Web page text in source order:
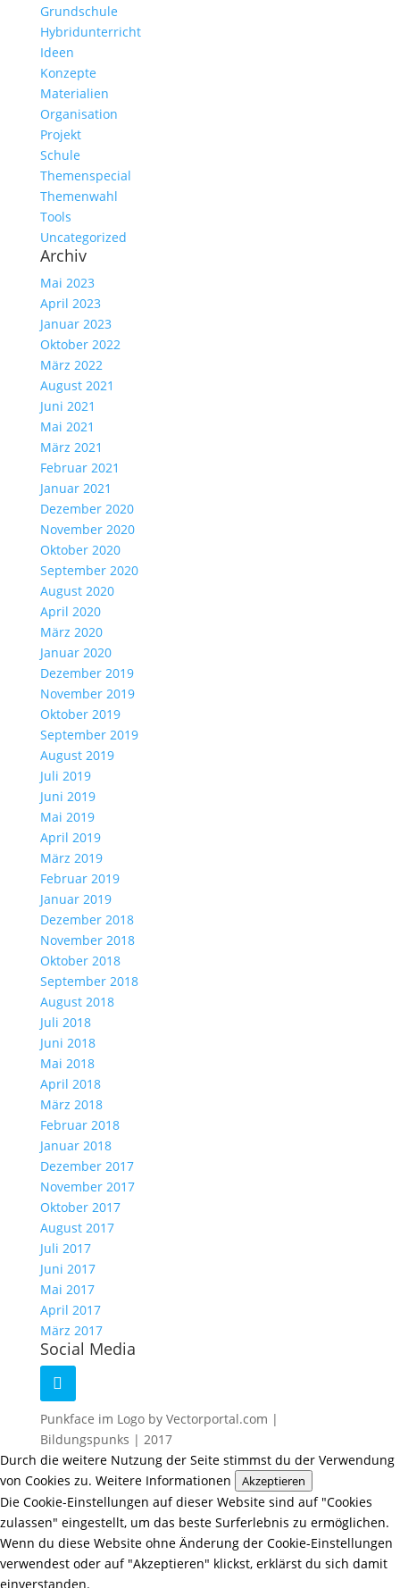
Grundschule
Hybridunterricht
Ideen
Konzepte
Materialien
Organisation
Projekt
Schule
Themenspecial
Themenwahl
Tools
Uncategorized
Archiv
Mai 2023
April 2023
Januar 2023
Oktober 2022
März 2022
August 2021
Juni 2021
Mai 2021
März 2021
Februar 2021
Januar 2021
Dezember 2020
November 2020
Oktober 2020
September 2020
August 2020
April 2020
März 2020
Januar 2020
Dezember 2019
November 2019
Oktober 2019
September 2019
August 2019
Juli 2019
Juni 2019
Mai 2019
April 2019
März 2019
Februar 2019
Januar 2019
Dezember 2018
November 2018
Oktober 2018
September 2018
August 2018
Juli 2018
Juni 2018
Mai 2018
April 2018
März 2018
Februar 2018
Januar 2018
Dezember 2017
November 2017
Oktober 2017
August 2017
Juli 2017
Juni 2017
Mai 2017
April 2017
März 2017
Social Media
Punkface im Logo by Vectorportal.com |
Bildungspunks | 2017
Durch die weitere Nutzung der Seite stimmst du der Verwendung
von Cookies zu. Weitere Informationen Akzeptieren
Die Cookie-Einstellungen auf dieser Website sind auf "Cookies
zulassen" eingestellt, um das beste Surferlebnis zu ermöglichen.
Wenn du diese Website ohne Änderung der Cookie-Einstellungen
verwendest oder auf "Akzeptieren" klickst, erklärst du sich damit
einverstanden.